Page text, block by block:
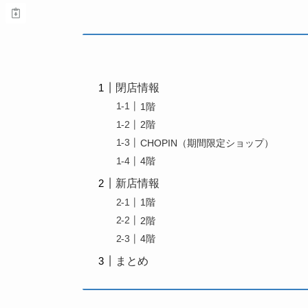
閉店情報
1階
2階
CHOPIN（期間限定ショップ）
4階
新店情報
1階
2階
4階
まとめ